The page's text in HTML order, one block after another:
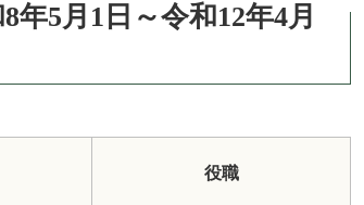
5月1日～令和12年4月
役職